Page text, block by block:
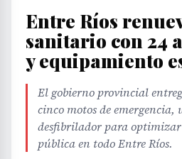
Entre Ríos
sanitario con 24
y equipamiento
El gobierno provincial
cinco motos de emergencia,
desfibrilador para
pública en todo Entre Ríos.